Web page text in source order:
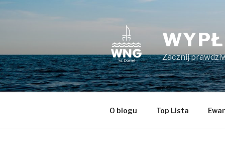
Zacznij
O blogu Top Lista